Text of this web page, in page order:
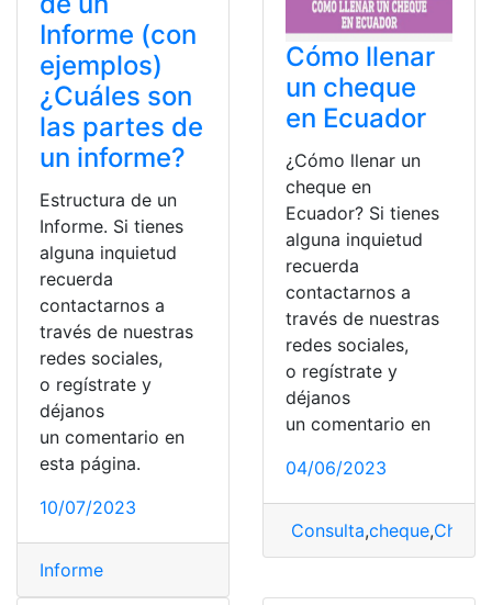
Informe (con
ejemplos)
¿Cuáles son
las partes de
un informe?
Estructura de un
Informe. Si tienes
alguna inquietud
recuerda
contactarnos a
través de nuestras
redes sociales,
o regístrate y
déjanos
un comentario en
esta página.
10/07/2023
Informe
Cómo llenar
un cheque
en Ecuador
¿Cómo llenar un
cheque en
Ecuador? Si tienes
alguna inquietud
recuerda
contactarnos a
través de nuestras
redes sociales,
o regístrate y
déjanos
un comentario en
04/06/2023
Consulta,cheque,